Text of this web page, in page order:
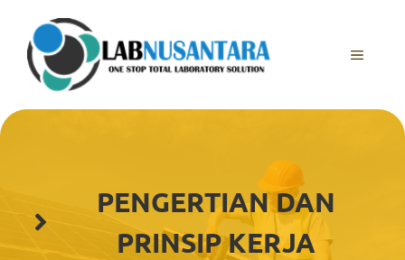
content
MENU
PENGERTIAN DAN
PRINSIP KERJA